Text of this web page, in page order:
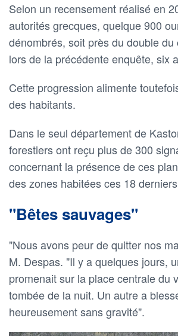
Selon un recensement réalisé en
autorités grecques, quelque 900
dénombrés, soit près du double
lors de la précédente enquête, six
Cette progression alimente
des habitants.
Dans le seul département de
forestiers ont reçu plus de 300
concernant la présence de ces
des zones habitées ces 18
"Bêtes sauvages"
"Nous avons peur de quitter nos
M. Despas. "Il y a quelques jours,
promenait sur la place centrale du
tombée de la nuit. Un autre a
heureusement sans gravité".